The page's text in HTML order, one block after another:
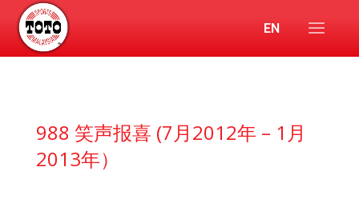
EN
988 笑声报喜 (7月2012年 – 1月
2013年）